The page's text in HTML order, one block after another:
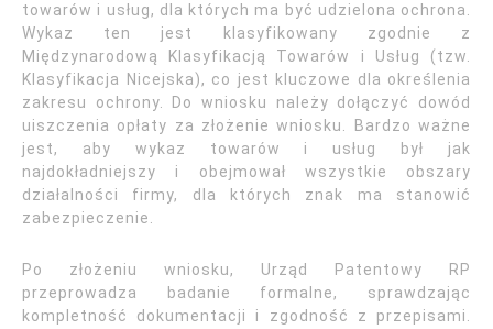
towarów i usług, dla których ma być udzielona ochrona.
Wykaz ten jest klasyfikowany zgodnie z
Międzynarodową Klasyfikacją Towarów i Usług (tzw.
Klasyfikacja Nicejska), co jest kluczowe dla określenia
zakresu ochrony. Do wniosku należy dołączyć dowód
uiszczenia opłaty za złożenie wniosku. Bardzo ważne
jest, aby wykaz towarów i usług był jak
najdokładniejszy i obejmował wszystkie obszary
działalności firmy, dla których znak ma stanowić
zabezpieczenie.
Po złożeniu wniosku, Urząd Patentowy RP
przeprowadza badanie formalne, sprawdzając
kompletność dokumentacji i zgodność z przepisami.